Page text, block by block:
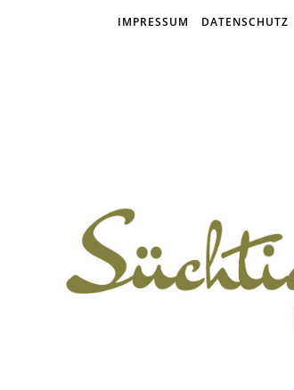
IMPRESSUM DATENSCHUTZ